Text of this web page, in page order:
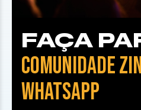
FAÇA
COMUNIDADE
WHATSAPP